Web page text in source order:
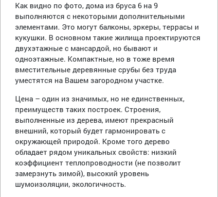
Как видно по фото, дома из бруса 6 на 9
выполняются с некоторыми дополнительными
элементами. Это могут балконы, эркеры, террасы и
кукушки. В основном такие жилища проектируются
двухэтажные с мансардой, но бывают и
одноэтажные. Компактные, но в тоже время
вместительные деревянные срубы без труда
уместятся на Вашем загородном участке.
Цена – один из значимых, но не единственных,
преимуществ таких построек. Строения,
выполненные из дерева, имеют прекрасный
внешний, который будет гармонировать с
окружающей природой. Кроме того дерево
обладает рядом уникальных свойств: низкий
коэффициент теплопроводности (не позволит
замерзнуть зимой), высокий уровень
шумоизоляции, экологичность.